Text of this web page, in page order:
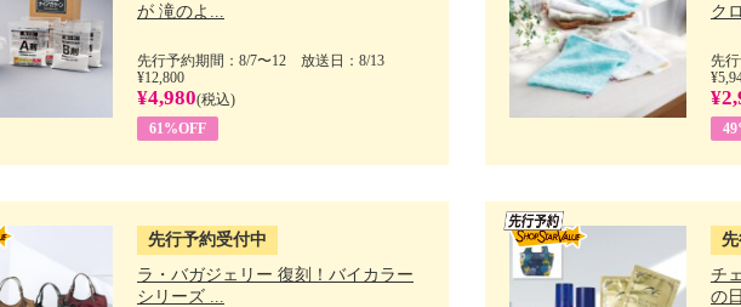
が 滝のよ...
先行予約期間：8/7〜12 放送日：8/13
¥12,800
¥4,980(税込)
61%OFF
ク
先
先行予約受付中
ラ・バガジェリー 復刻！バイカラー
シリーズ ...
チ
の